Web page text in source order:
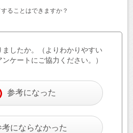
ることはできますか？
ましたか。（よりわかりやすい
ケートにご協力ください。）
参考になった
考にならなかった